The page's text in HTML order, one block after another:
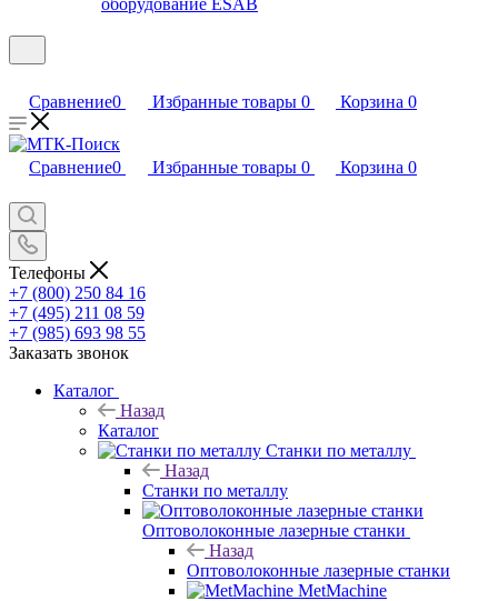
оборудование ESAB
Сравнение0 Избранные товары 0 Корзина 0
Сравнение0 Избранные товары 0 Корзина 0
Телефоны
+7 (800) 250 84 16
+7 (495) 211 08 59
+7 (985) 693 98 55
Заказать звонок
Каталог
Назад
Каталог
Станки по металлу
Назад
Станки по металлу
Оптоволоконные лазерные станки
Назад
Оптоволоконные лазерные станки
MetMachine